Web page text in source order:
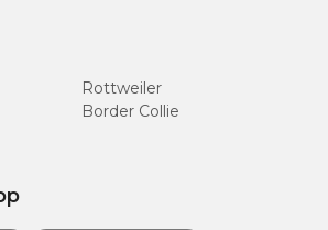
Rottweiler
Border Collie